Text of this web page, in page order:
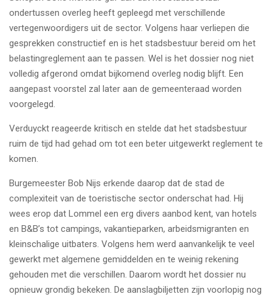
ondertussen overleg heeft gepleegd met verschillende
vertegenwoordigers uit de sector. Volgens haar verliepen die
gesprekken constructief en is het stadsbestuur bereid om het
belastingreglement aan te passen. Wel is het dossier nog niet
volledig afgerond omdat bijkomend overleg nodig blijft. Een
aangepast voorstel zal later aan de gemeenteraad worden
voorgelegd.
Verduyckt reageerde kritisch en stelde dat het stadsbestuur
ruim de tijd had gehad om tot een beter uitgewerkt reglement te
komen.
Burgemeester Bob Nijs erkende daarop dat de stad de
complexiteit van de toeristische sector onderschat had. Hij
wees erop dat Lommel een erg divers aanbod kent, van hotels
en B&B’s tot campings, vakantieparken, arbeidsmigranten en
kleinschalige uitbaters. Volgens hem werd aanvankelijk te veel
gewerkt met algemene gemiddelden en te weinig rekening
gehouden met die verschillen. Daarom wordt het dossier nu
opnieuw grondig bekeken. De aanslagbiljetten zijn voorlopig nog